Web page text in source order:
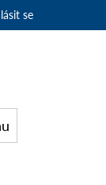
se